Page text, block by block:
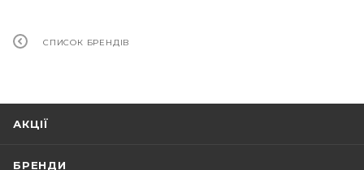
СПИСОК БРЕНДІВ
АКЦІЇ
БРЕНДИ